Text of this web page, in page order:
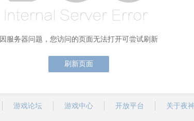
因服务器问题，您访问的页面无法打开可尝试刷新
刷新页面
游戏论坛 游戏中心 开放平台 关于夜